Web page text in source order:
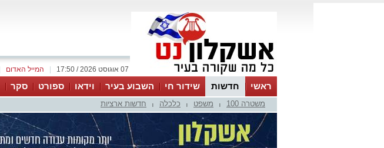
המייל האדום 07 אוגוסט 2026 / 17:50
ראשי חדשות שידור חי השבוע בעיר וידאו ספורט סקר
משטרה 100 משפט כלכלה חדשות ארציות